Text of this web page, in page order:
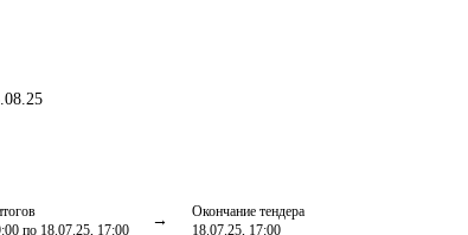
по 18.07.25, 17:00
Окончание тендера
18.07.25, 17:00